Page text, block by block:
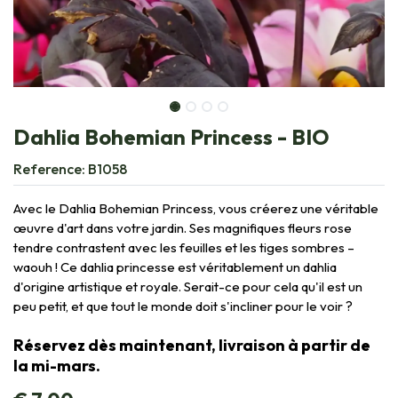
Dahlia Bohemian Princess - BIO
Reference: B1058
Avec le Dahlia Bohemian Princess, vous créerez une véritable
œuvre d'art dans votre jardin. Ses magnifiques fleurs rose
tendre contrastent avec les feuilles et les tiges sombres –
waouh ! Ce dahlia princesse est véritablement un dahlia
d'origine artistique et royale. Serait-ce pour cela qu'il est un
peu petit, et que tout le monde doit s'incliner pour le voir ?
Réservez dès maintenant, livraison à partir de
la mi-mars.